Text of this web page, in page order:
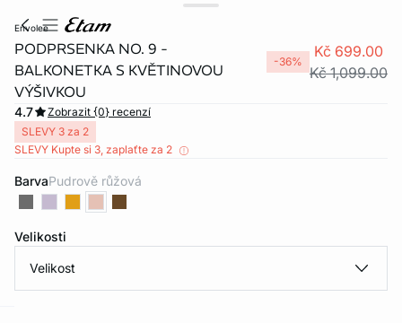
envolee
PODPRSENKA NO. 9 -
BALKONETKA S KVĚTINOVOU
VÝŠIVKOU
-36%
Kč 699.00
Kč 1,099.00
4.7
Zobrazit {0} recenzí
SLEVY 3 za 2
SLEVY Kupte si 3, zaplaťte za 2
Barva pudrově růžová
Velikosti
Velikost